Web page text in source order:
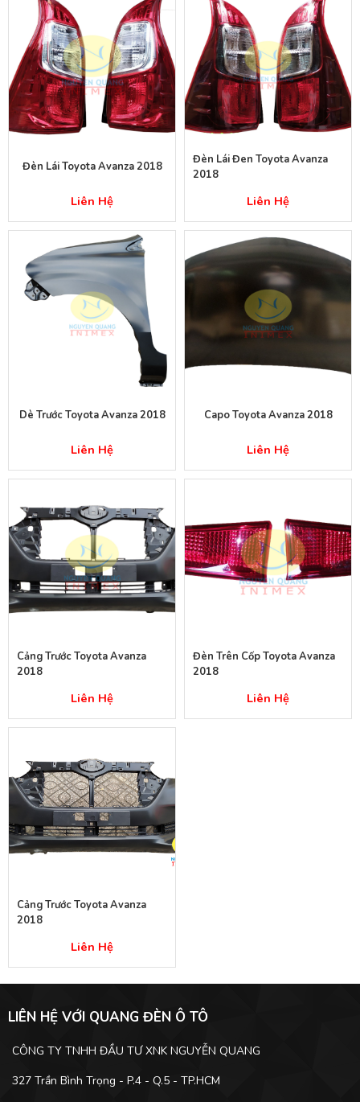
Đèn Lái Toyota Avanza 2018
Liên Hệ
Đèn Lái Đen Toyota Avanza
2018
Liên Hệ
Dè Trước Toyota Avanza 2018
Liên Hệ
Capo Toyota Avanza 2018
Liên Hệ
Cảng Trước Toyota Avanza
2018
Liên Hệ
Đèn Trên Cốp Toyota Avanza
2018
Liên Hệ
Cảng Trước Toyota Avanza
2018
Liên Hệ
LIÊN HỆ VỚI QUANG ĐÈN Ô TÔ
CÔNG TY TNHH ĐẦU TƯ XNK NGUYỄN QUANG
327 Trần Bình Trọng - P.4 - Q.5 - TP.HCM